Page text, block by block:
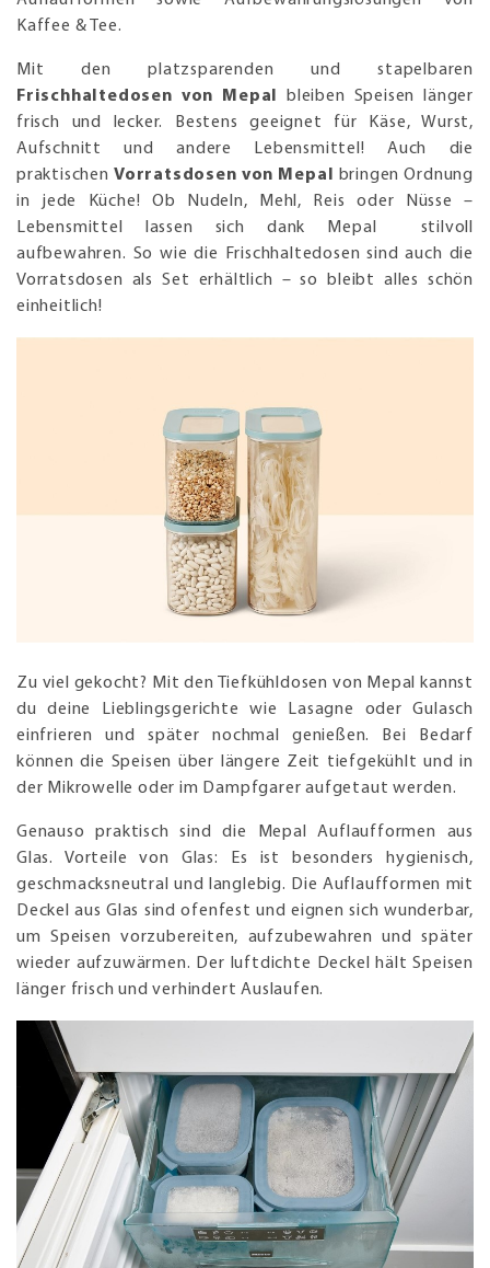
Kaffee & Tee.
Mit den platzsparenden und stapelbaren
Frischhaltedosen von Mepalbleiben Speisen länger
frisch und lecker. Bestens geeignet für Käse, Wurst,
Aufschnitt und andere Lebensmittel! Auch die
praktischen Vorratsdosen von Mepal bringen Ordnung
in jede Küche! Ob Nudeln, Mehl, Reis oder Nüsse –
Lebensmittel lassen sich dank Mepal stilvoll
aufbewahren. So wie die Frischhaltedosen sind auch die
Vorratsdosen als Set erhältlich – so bleibt alles schön
einheitlich!
Zu viel gekocht? Mit den Tiefkühldosen von Mepal kannst
du deine Lieblingsgerichte wie Lasagne oder Gulasch
einfrieren und später nochmal genießen. Bei Bedarf
können die Speisen über längere Zeit tiefgekühlt und in
der Mikrowelle oder im Dampfgarer aufgetaut werden.
Genauso praktisch sind die Mepal Auflaufformen aus
Glas. Vorteile von Glas: Es ist besonders hygienisch,
geschmacksneutral und langlebig. Die Auflaufformen mit
Deckel aus Glas sind ofenfest und eignen sich wunderbar,
um Speisen vorzubereiten, aufzubewahren und später
wieder aufzuwärmen. Der luftdichte Deckel hält Speisen
länger frisch und verhindert Auslaufen.